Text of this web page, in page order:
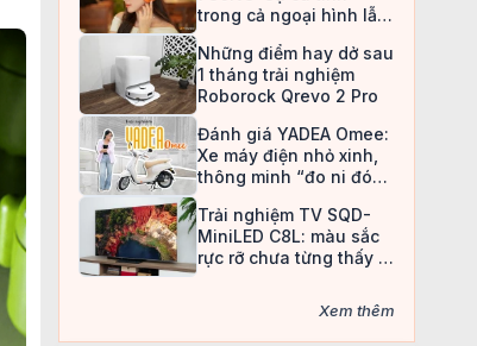
trong cả ngoại hình lẫn
Những điểm hay dở sau
1 tháng trải nghiệm
Roborock Qrevo 2 Pro
Đánh giá YADEA Omee:
Xe máy điện nhỏ xinh,
thông minh “đo ni đóng
Trải nghiệm TV SQD-
MiniLED C8L: màu sắc
rực rỡ chưa từng thấy ở
Xem thêm